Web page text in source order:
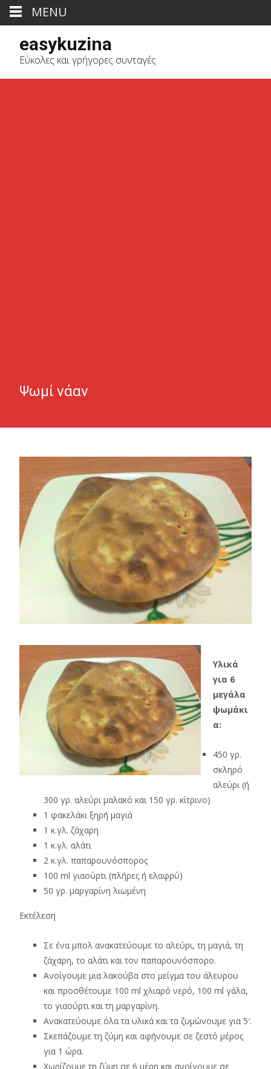
easykuzina
Εύκολες και γρήγορες συνταγές
Ψωμί νάαν
Υλικά
για 6
μεγάλα
ψωμάκι
α:
450 γρ.
σκληρό
αλεύρι (ή
300 γρ. αλεύρι μαλακό και 150 γρ. κίτρινο)
1 φακελάκι ξηρή μαγιά
1 κ.γλ. ζάχαρη
1 κ.γλ. αλάτι
2 κ.γλ. παπαρουνόσπορος
100 ml γιαούρτι (πλήρες ή ελαφρύ)
50 γρ. μαργαρίνη λιωμένη
Εκτέλεση
Σε ένα μπολ ανακατεύουμε το αλεύρι, τη μαγιά, τη
ζάχαρη, το αλάτι και τον παπαρουνόσπορο.
Ανοίγουμε μια λακούβα στο μείγμα του άλευρου
και προσθέτουμε 100 ml χλιαρό νερό, 100 ml γάλα,
το γιαούρτι και τη μαργαρίνη.
Ανακατεύουμε όλα τα υλικά και τα ζυμώνουμε για 5′.
Σκεπάζουμε τη ζύμη και αφήνουμε σε ζεστό μέρος
για 1 ώρα.
Χωρίζουμε τη ζύμη σε 6 μέρη και ανοίγουμε σε
MENU